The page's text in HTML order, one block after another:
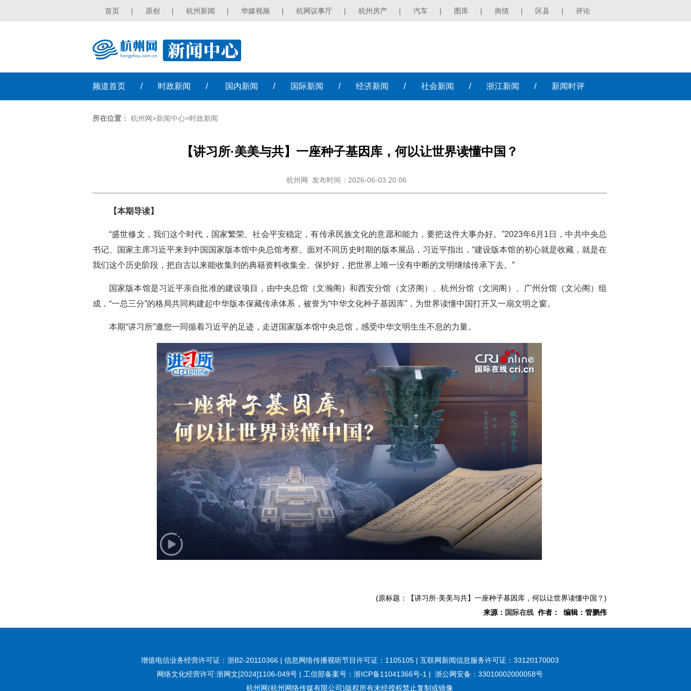
首页 | 原创 | 杭州新闻 | 华媒视频 | 杭网议事厅 | 杭州房产 | 汽车 | 图库 | 舆情 | 区县 | 评论
频道首页 / 时政新闻 / 国内新闻 / 国际新闻 / 经济新闻 / 社会新闻 / 浙江新闻 / 新闻时评
所在位置： 杭州网>新闻中心>时政新闻
【讲习所·美美与共】一座种子基因库，何以让世界读懂中国？
杭州网 发布时间：2026-06-03 20:06
【本期导读】
“盛世修文，我们这个时代，国家繁荣、社会平安稳定，有传承民族文化的意愿和能力，要把这件大事办好。”2023年6月1日，中共中央总
书记、国家主席习近平来到中国国家版本馆中央总馆考察。面对不同历史时期的版本展品，习近平指出，“建设版本馆的初心就是收藏，就是在
我们这个历史阶段，把自古以来能收集到的典籍资料收集全、保护好，把世界上唯一没有中断的文明继续传承下去。”
国家版本馆是习近平亲自批准的建设项目，由中央总馆（文瀚阁）和西安分馆（文济阁）、杭州分馆（文润阁）、广州分馆（文沁阁）组
成，“一总三分”的格局共同构建起中华版本保藏传承体系，被誉为“中华文化种子基因库”，为世界读懂中国打开又一扇文明之窗。
本期“讲习所”邀您一同循着习近平的足迹，走进国家版本馆中央总馆，感受中华文明生生不息的力量。
(原标题：【讲习所·美美与共】一座种子基因库，何以让世界读懂中国？)
来源： 国际在线 作者： 编辑：管鹏伟
增值电信业务经营许可证：浙B2-20110366 | 信息网络传播视听节目许可证：1105105 | 互联网新闻信息服务许可证：33120170003
网络文化经营许可:浙网文[2024]1106-049号| 工信部备案号：浙ICP备11041366号-1 | 浙公网安备：33010002000058号
杭州网(杭州网络传媒有限公司)版权所有未经授权禁止复制或镜像